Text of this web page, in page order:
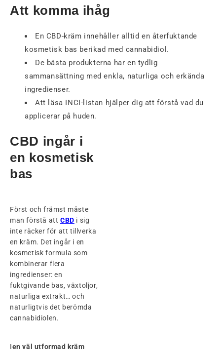
Att komma ihåg
En CBD-kräm innehåller alltid en återfuktande
kosmetisk bas berikad med cannabidiol.
De bästa produkterna har en tydlig
sammansättning med enkla, naturliga och erkända
ingredienser.
Att läsa INCI-listan hjälper dig att förstå vad du
applicerar på huden.
CBD ingår i
en kosmetisk
bas
Först och främst måste
man förstå att CBD i sig
inte räcker för att tillverka
en kräm. Det ingår i en
kosmetisk formula som
kombinerar flera
ingredienser: en
fuktgivande bas, växtoljor,
naturliga extrakt… och
naturligtvis det berömda
cannabidiolen.
Ien väl utformad kräm